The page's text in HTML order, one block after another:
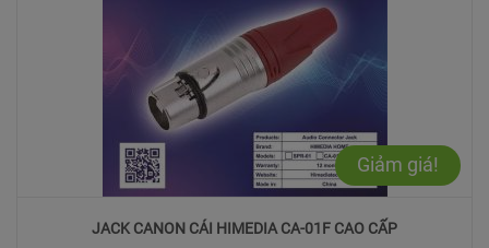
Giảm giá!
JACK CANON CÁI HIMEDIA CA-01F CAO CẤP